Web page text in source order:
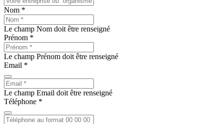
Nom *
Le champ Nom doit être renseigné
Prénom *
Le champ Prénom doit être renseigné
Email *
Le champ Email doit être renseigné
Téléphone *